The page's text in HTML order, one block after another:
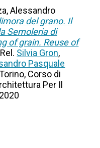
Alessandro
del grano. Il
Semoleria di
of grain. Reuse of
Rel. Silvia Gron,
Pasquale
Corso di
Per Il